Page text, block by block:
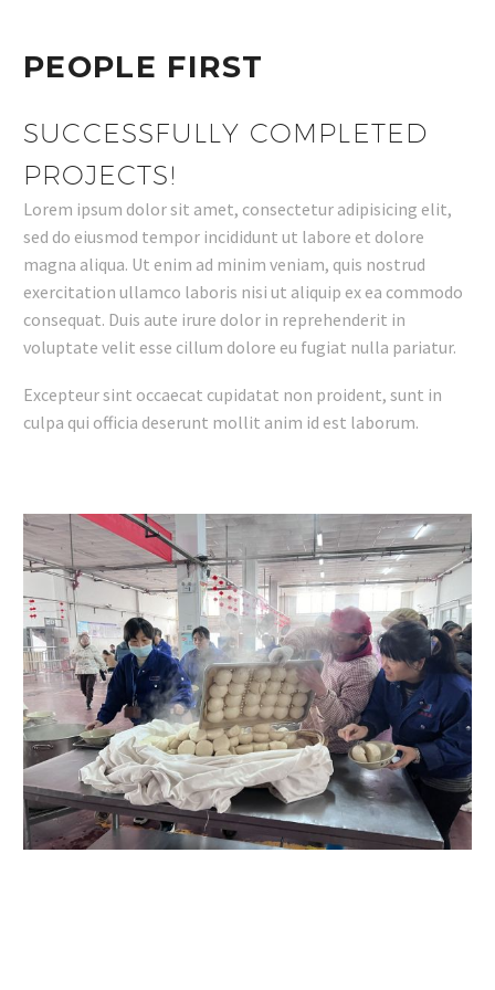
PEOPLE FIRST
SUCCESSFULLY COMPLETED
PROJECTS!
Lorem ipsum dolor sit amet, consectetur adipisicing elit,
sed do eiusmod tempor incididunt ut labore et dolore
magna aliqua. Ut enim ad minim veniam, quis nostrud
exercitation ullamco laboris nisi ut aliquip ex ea commodo
consequat. Duis aute irure dolor in reprehenderit in
voluptate velit esse cillum dolore eu fugiat nulla pariatur.
Excepteur sint occaecat cupidatat non proident, sunt in
culpa qui officia deserunt mollit anim id est laborum.